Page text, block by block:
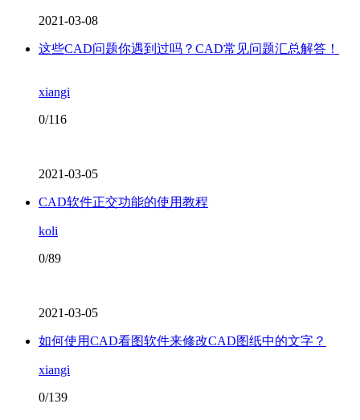
2021-03-08
这些CAD问题你遇到过吗？CAD常见问题汇总解答！
xiangi
0/116
2021-03-05
CAD软件正交功能的使用教程
koli
0/89
2021-03-05
如何使用CAD看图软件来修改CAD图纸中的文字？
xiangi
0/139